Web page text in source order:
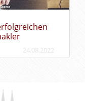
24.08.2022